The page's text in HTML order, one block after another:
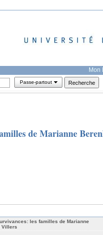
Mon
Passe-partout
de Marianne
les familles de Marianne
Villers